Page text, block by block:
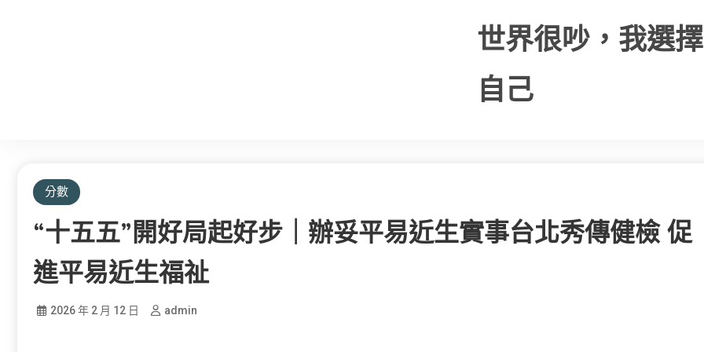
世界很吵，我選
自己
分數
“十五五”開好局起好步｜辦妥平易近生實事台北秀傳健檢 促
進平易近生福祉
2026 年 2 月 12 日 admin